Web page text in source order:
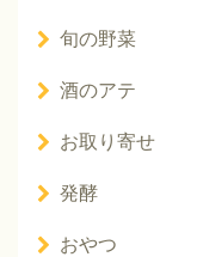
旬の野菜
酒のアテ
お取り寄せ
発酵
おやつ